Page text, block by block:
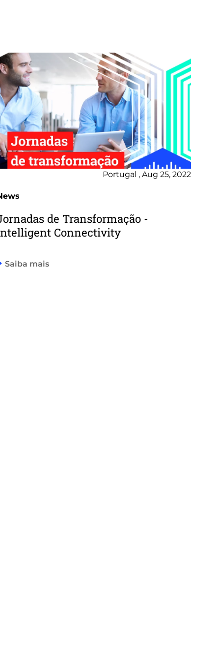
Portugal , Aug 25, 2022
de Transformação -
Connectivity
Saiba mais